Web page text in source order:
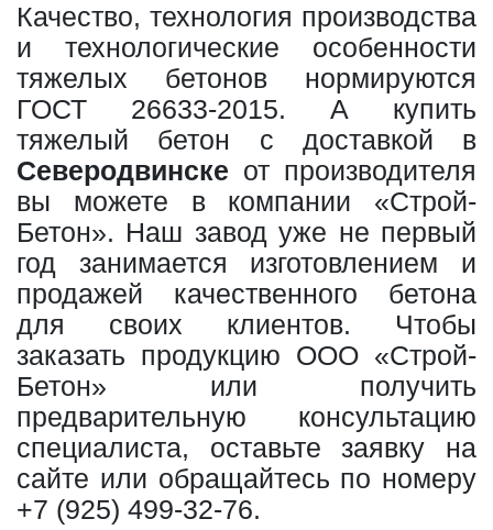
Качество, технология производства
и технологические особенности
тяжелых бетонов нормируются
ГОСТ 26633-2015. А купить
тяжелый бетон с доставкой в
Северодвинске от производителя
вы можете в компании «Строй-
Бетон». Наш завод уже не первый
год занимается изготовлением и
продажей качественного бетона
для своих клиентов. Чтобы
заказать продукцию ООО «Строй-
Бетон» или получить
предварительную консультацию
специалиста, оставьте заявку на
сайте или обращайтесь по номеру
+7 (925) 499-32-76.